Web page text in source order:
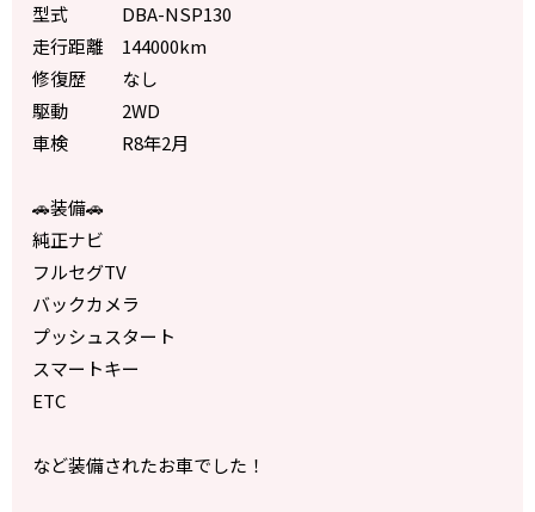
型式 DBA-NSP130
走行距離 144000km
修復歴 なし
駆動 2WD
車検 R8年2月
🚗装備🚗
純正ナビ
フルセグTV
バックカメラ
プッシュスタート
スマートキー
ETC
など装備されたお車でした！